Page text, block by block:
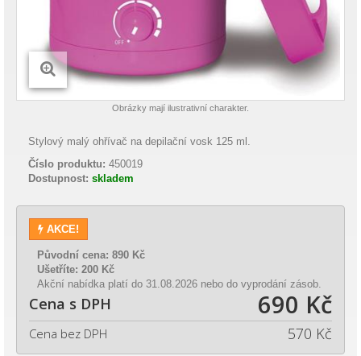
Obrázky mají ilustrativní charakter.
Stylový malý ohřívač na depilační vosk 125 ml.
Číslo produktu: 450019
Dostupnost: skladem
AKCE!
Původní cena: 890 Kč
Ušetříte: 200 Kč
Akční nabídka platí do 31.08.2026 nebo do vyprodání zásob.
Cena s DPH 690 Kč
Cena bez DPH 570 Kč